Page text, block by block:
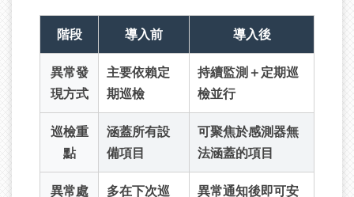
階段 導入前 導入後
異常發
現方式
主要依賴定
期巡檢
持續監測＋定期巡
檢並行
巡檢重
點
涵蓋所有設
備項目
可聚焦於感測器無
法涵蓋的項目
異常處
多在下次巡
異常通知後即可安